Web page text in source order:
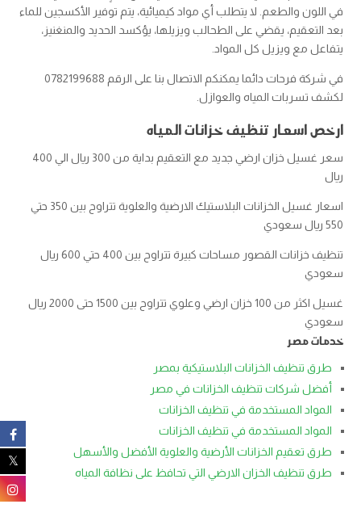
في اللون والطعم. لا يتطلب أي مواد كيميائية، يتم توفير الأكسجين للماء
بعد التعقيم، يقضي على الطحالب ويزيلها، يؤكسد الحديد والمنغنيز،
يتفاعل مع ويزيل كل المواد.
لكشف تسربات المياه والعوازل.
ارخص اسعار تنظيف خزانات المياه
سعر غسيل خزان ارضي جديد مع التعقيم بداية من 300 ريال الي 400
ريال
اسعار غسيل الخزانات البلاستيك الارضية والعلوية تتراوح بين 350 حتي
550 ريال سعودي
تنظيف خزانات القصور مساحات كبيرة تتراوح بين 400 حتي 600 ريال
سعودي
غسيل اكثر من 100 خزان ارضي وعلوي تتراوح بين 1500 حتى 2000 ريال
سعودي
خدمات مصر
طرق تنظيف الخزانات البلاستيكية بمصر
أفضل شركات تنظيف الخزانات في مصر
المواد المستخدمة في تنظيف الخزانات
المواد المستخدمة في تنظيف الخزانات
طرق تعقيم الخزانات الأرضية والعلوية الأفضل والأسهل
طرق تنظيف الخزان الارضي التي تحافظ على نظافة المياه